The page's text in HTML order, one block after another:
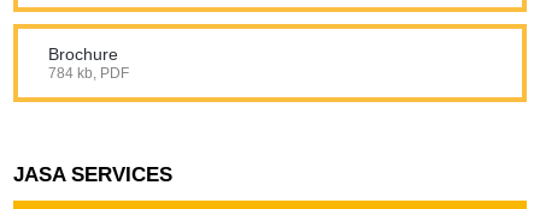
Brochure
784 kb, PDF
JASA SERVICES